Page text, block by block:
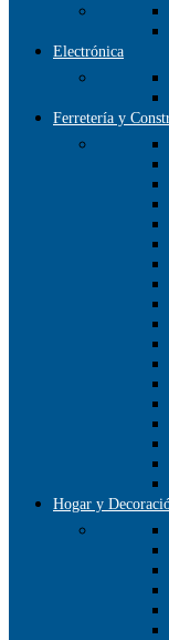
Electrónica
Ferretería y
Hogar y